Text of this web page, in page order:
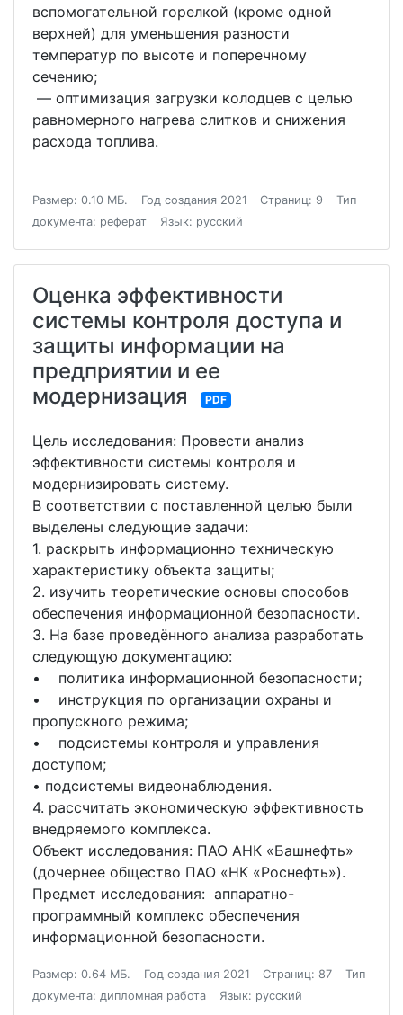
вспомогательной горелкой (кроме одной
верхней) для уменьшения разности
температур по высоте и поперечному
сечению;
— оптимизация загрузки колодцев с целью
равномерного нагрева слитков и снижения
расхода топлива.
Размер: 0.10 МБ. Год создания 2021 Страниц: 9
Тип
документа: реферат
Язык: русский
Оценка эффективности
системы контроля доступа и
защиты информации на
предприятии и ее
модернизация
PDF
Цель исследования: Провести анализ
эффективности системы контроля и
модернизировать систему.
В соответствии с поставленной целью были
выделены следующие задачи:
1. раскрыть информационно техническую
характеристику объекта защиты;
2. изучить теоретические основы способов
обеспечения информационной безопасности.
3. На базе проведённого анализа разработать
следующую документацию:
• политика информационной безопасности;
• инструкция по организации охраны и
пропускного режима;
• подсистемы контроля и управления
доступом;
• подсистемы видеонаблюдения.
4. рассчитать экономическую эффективность
внедряемого комплекса.
Объект исследования: ПАО АНК «Башнефть»
(дочернее общество ПАО «НК «Роснефть»).
Предмет исследования: аппаратно-
программный комплекс обеспечения
информационной безопасности.
Размер: 0.64 МБ. Год создания 2021 Страниц: 87
Тип
документа: дипломная работа
Язык: русский